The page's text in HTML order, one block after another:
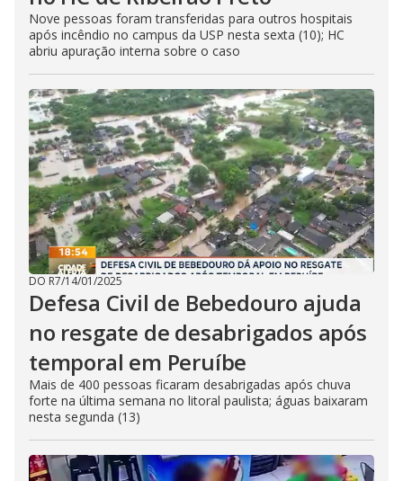
Nove pessoas foram transferidas para outros hospitais
após incêndio no campus da USP nesta sexta (10); HC
abriu apuração interna sobre o caso
DO R7/14/01/2025
Defesa Civil de Bebedouro ajuda
no resgate de desabrigados após
temporal em Peruíbe
Mais de 400 pessoas ficaram desabrigadas após chuva
forte na última semana no litoral paulista; águas baixaram
nesta segunda (13)